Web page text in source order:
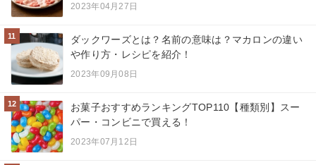
2023年04月27日
11
ダックワーズとは？名前の意味は？マカロンの違い
や作り方・レシピを紹介！
2023年09月08日
12
お菓子おすすめランキングTOP110【種類別】スー
パー・コンビニで買える！
2023年07月12日